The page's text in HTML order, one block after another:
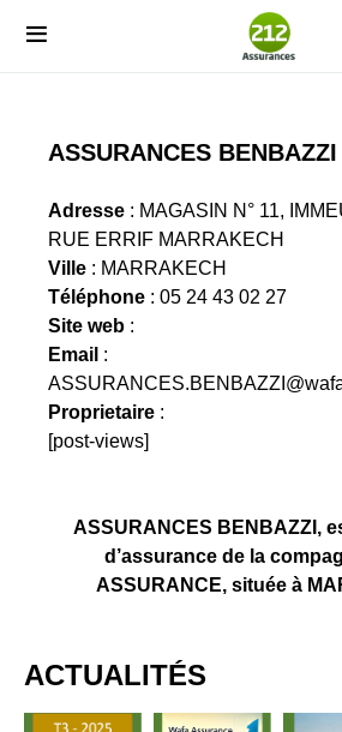
ASSURANCES BENBAZZI
Adresse : MAGASIN N° 11,
RUE ERRIF MARRAKECH
Ville : MARRAKECH
Téléphone : 05 24 43 02 27
Site web :
Email :
Proprietaire :
[post-views]
ASSURANCES BENBAZZI,
d’assurance de la
ASSURANCE, située à
ACTUALITÉS